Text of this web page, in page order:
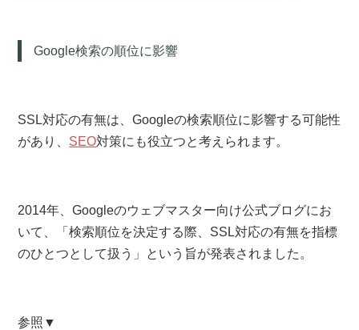
Google検索の順位に影響
SSL対応の有無は、Googleの検索順位に影響する可能性
があり、 SEO対策にも役立つと考えられます。
2014年、Googleのウェブマスター向け公式ブログにお
いて、「検索順位を決定する際、SSL対応の有無を指標
のひとつとして扱う」という旨が発表されました。
参照▼